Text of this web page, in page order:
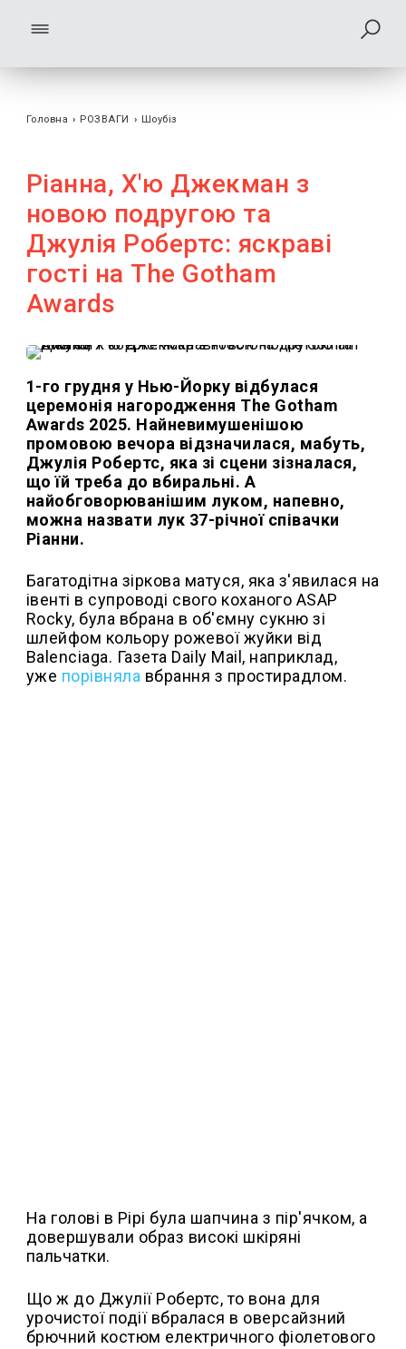
Головна › РОЗВАГИ › Шоубiз
Ріанна, Х'ю Джекман з
новою подругою та
Джулія Робертс: яскраві
гості на The Gotham
Awards
1-го грудня у Нью-Йорку відбулася
церемонія нагородження The Gotham
Awards 2025. Найневимушенішою
промовою вечора відзначилася, мабуть,
Джулія Робертс, яка зі сцени зізналася,
що їй треба до вбиральні. А
найобговорюванішим луком, напевно,
можна назвати лук 37-річної співачки
Ріанни.
Багатодітна зіркова матуся, яка з'явилася на
івенті в супроводі свого коханого ASAP
Rocky, була вбрана в об'ємну сукню зі
шлейфом кольору рожевої жуйки від
Balenciaga. Газета Daily Mail, наприклад,
уже порівняла вбрання з простирадлом.
На голові в Рірі була шапчина з пір'ячком, а
довершували образ високі шкіряні
пальчатки.
Що ж до Джулії Робертс, то вона для
урочистої події вбралася в оверсайзний
брючний костюм електричного фіолетового